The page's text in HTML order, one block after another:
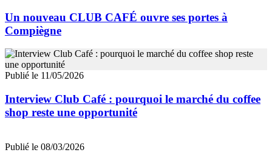
Un nouveau CLUB CAFÉ ouvre ses portes à
Compiègne
Publié le 11/05/2026
Interview Club Café : pourquoi le marché du coffee
shop reste une opportunité
Publié le 08/03/2026